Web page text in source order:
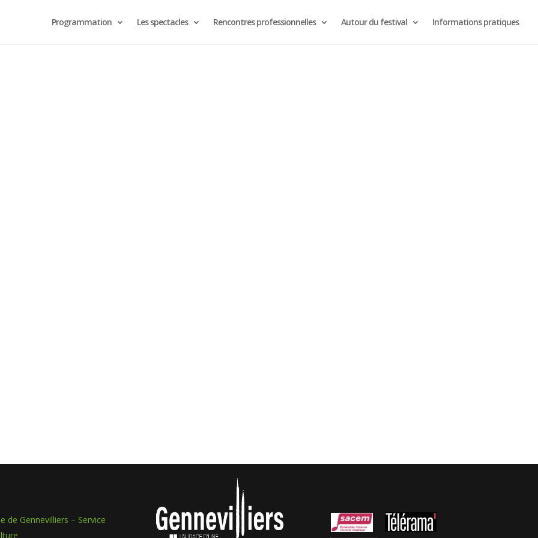
Programmation Les spectacles Rencontres professionnelles Autour du festival Informations pratiques
de Gennevilliers – Service